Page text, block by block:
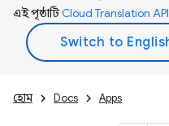
এই পৃষ্ঠাটিCloud Translation API
হোম Docs Apps